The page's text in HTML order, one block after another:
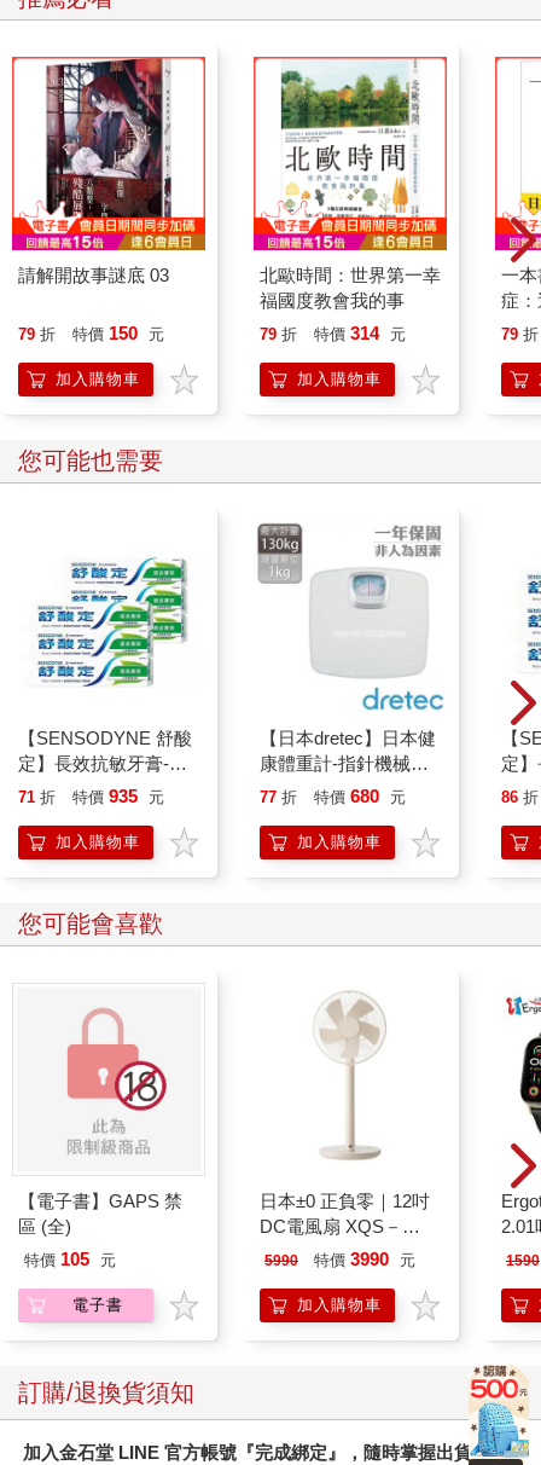
請解開故事謎底 03
79 折 特價 150 元
加入購物車
北歐時間：世界第一幸
福國度教會我的事
79 折 特價 314 元
加入購物車
一
症
開
的
79 折
您可能也需要
【SENSODYNE 舒酸
定】長效抗敏牙膏-清
涼薄荷160gx6入
71 折 特價 935 元
加入購物車
【日本dretec】日本健
康體重計-指針機械式-
白色(BS-306WTKO)
77 折 特價 680 元
加入購物車
【
定
涼薄
86 折
您可能會喜歡
【電子書】GAPS 禁
區 (全)
特價 105 元
電子書
日本±0 正負零｜12吋
DC電風扇 XQS－
Y620 象牙白
5990 特價 3990 元
加入購物車
2.01
1590
訂購/退換貨須知
加入金石堂 LINE 官方帳號『完成綁定』，隨時掌握出貨動